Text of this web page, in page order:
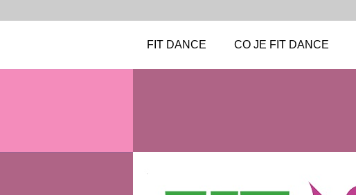
FIT DANCE CO JE FIT DANCE